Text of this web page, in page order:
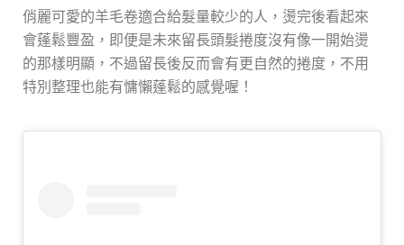
俏麗可愛的羊毛卷適合給髮量較少的人，燙完後看起來
會蓬鬆豐盈，即便是未來留長頭髮捲度沒有像一開始燙
的那樣明顯，不過留長後反而會有更自然的捲度，不用
特別整理也能有慵懶蓬鬆的感覺喔！